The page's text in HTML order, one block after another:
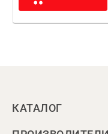
КАТАЛОГ